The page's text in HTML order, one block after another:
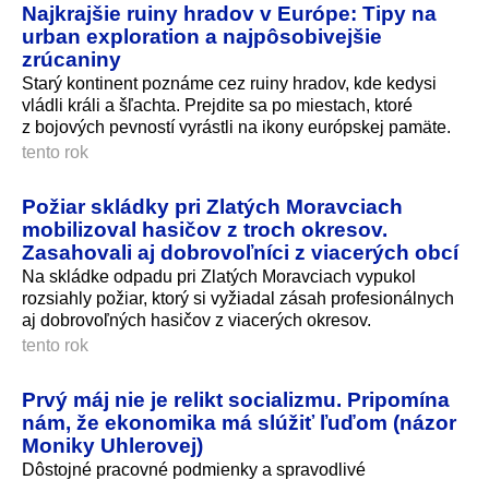
Najkrajšie ruiny hradov v Európe: Tipy na
urban exploration a najpôsobivejšie
zrúcaniny
Starý kontinent poznáme cez ruiny hradov, kde kedysi
vládli králi a šľachta. Prejdite sa po miestach, ktoré
z bojových pevností vyrástli na ikony európskej pamäte.
tento rok
Požiar skládky pri Zlatých Moravciach
mobilizoval hasičov z troch okresov.
Zasahovali aj dobrovoľníci z viacerých obcí
Na skládke odpadu pri Zlatých Moravciach vypukol
rozsiahly požiar, ktorý si vyžiadal zásah profesionálnych
aj dobrovoľných hasičov z viacerých okresov.
tento rok
Prvý máj nie je relikt socializmu. Pripomína
nám, že ekonomika má slúžiť ľuďom (názor
Moniky Uhlerovej)
Dôstojné pracovné podmienky a spravodlivé